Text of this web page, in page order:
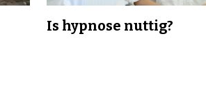
Is hypnose nuttig?